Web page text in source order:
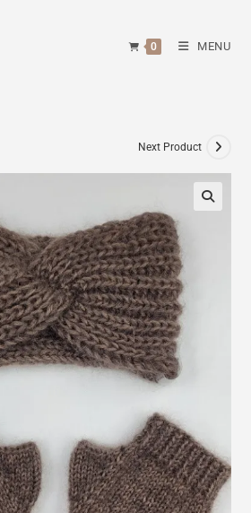
0 MENU
Next Product